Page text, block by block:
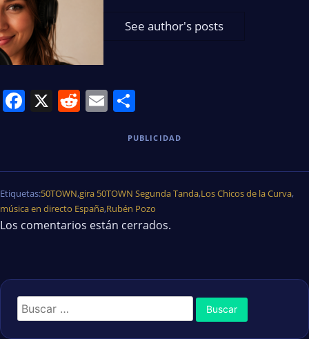
See author's posts
Facebook
X Reddit
Email
PUBLICIDAD
Etiquetas:50TOWN,gira 50TOWN Segunda Tanda,Los Chicos de la Curva,
música en directo España,Rubén Pozo
Los comentarios están cerrados.
Buscar: